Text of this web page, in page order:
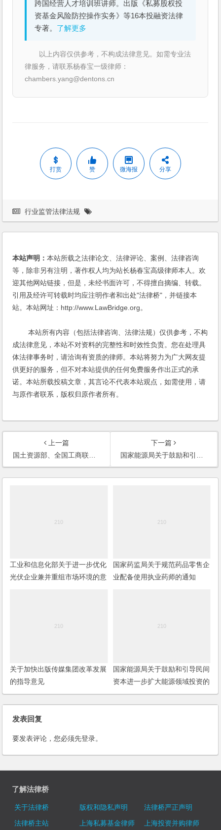
跨国经营人才培训班讲师。出版《私募股权投
资基金风险防控操作实务》等16本投融资法律
专著。 了解更多
以上内容仅供参考，不构成法律意见。如需专业法
律服务，请联系杨春宝一级律师：
chambers.yang@dentons.cn
打赏 赞 微海报 分享
行业监管法律法规
本站声明：本站所载之法律论文、法律评论、案例、法律咨询
等，除非另有注明，著作权人均为站长杨春宝高级律师本人。欢
迎其他网站链接，但是，未经书面许可，不得擅自摘编、转载。
引用及经许可转载时均应注明作者和出处"法律桥"，并链接本
站。本站网址：http://www.LawBridge.org。
本站所有内容（包括法律咨询、法律法规）仅供参考，不构
成法律意见，本站不对资料的完整性和时效性负责。您在处理具
体法律事务时，请洽询有资质的律师。本站将努力为广大网友提
供更好的服务，但不对本站提供的任何免费服务作出正式的承
诺。本站所载投稿文章，其言论不代表本站观点，如需使用，请
与原作者联系，版权归原作者所有。
上一篇
国土资源部、全国工商联关于进一步鼓励和引导民间资本投资国土资源领域的意见
下一篇
国家能源局关于鼓励和引导民间资本进一步扩大能源领域投资的实施意见
工业和信息化部关于进一步优化
光伏企业兼并重组市场环境的意
国家药监局关于规范药品零售企
业配备使用执业药师的通知
关于加快出版传媒集团改革发展
的指导意见
国家能源局关于鼓励和引导民间
资本进一步扩大能源领域投资的
实施意见
发表回复
要发表评论，您必须先登录。
了解法律桥
关于法律桥 版权和隐私声明
法律桥严正声明
法律桥主站
上海私募基金律师
上海投资并购律师